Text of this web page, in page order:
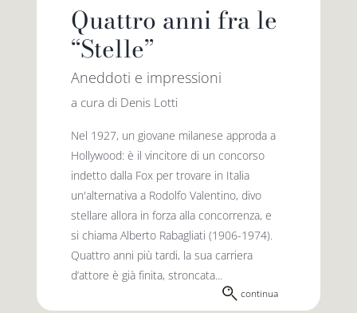
Quattro anni fra le
“Stelle”
Aneddoti e impressioni
a cura di Denis Lotti
Nel 1927, un giovane milanese approda a
Hollywood: è il vincitore di un concorso
indetto dalla Fox per trovare in Italia
un'alternativa a Rodolfo Valentino, divo
stellare allora in forza alla concorrenza, e
si chiama Alberto Rabagliati (1906-1974).
Quattro anni più tardi, la sua carriera
d’attore è già finita, stroncata...
continua